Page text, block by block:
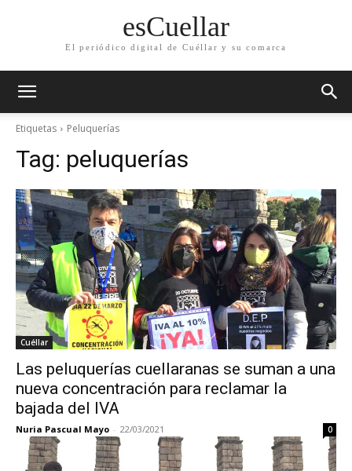
esCuellar
El periódico digital de Cuéllar y su comarca
Etiquetas Peluquerías
Tag: peluquerías
Cuéllar
Las peluquerías cuellaranas se suman a una
nueva concentración para reclamar la
bajada del IVA
Nuria Pascual Mayo - 22/03/2021 0